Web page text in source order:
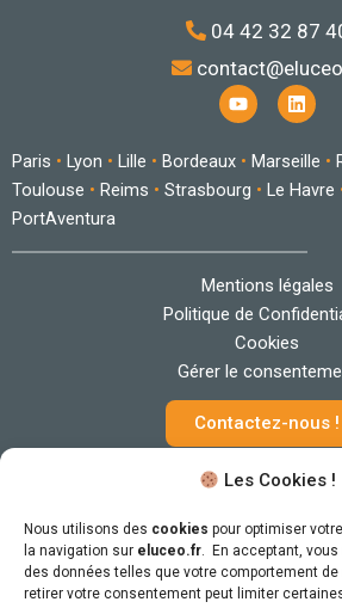
Les Cookies !
Nous utilisons des cookies pour optimiser
la navigation sur eluceo.fr. En acceptant,
des données telles que votre comportement
retirer votre consentement peut limiter
04 42 32 87
Y
o
u
b
L
i
k
e
d
Paris • Lyon • Lille • Bordeaux • Marseille •
Toulouse • Reims • Strasbourg • Le Havre
PortAventura
Mentions légales
Politique de
Cookies
Gérer le
Contactez-nous !